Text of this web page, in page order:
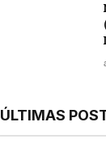
ÚLTIMAS